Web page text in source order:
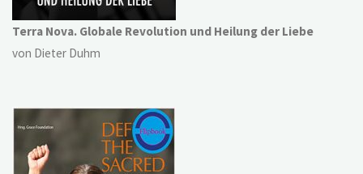
Terra Nova. Globale Revolution und Heilung der Liebe
von Dieter Duhm